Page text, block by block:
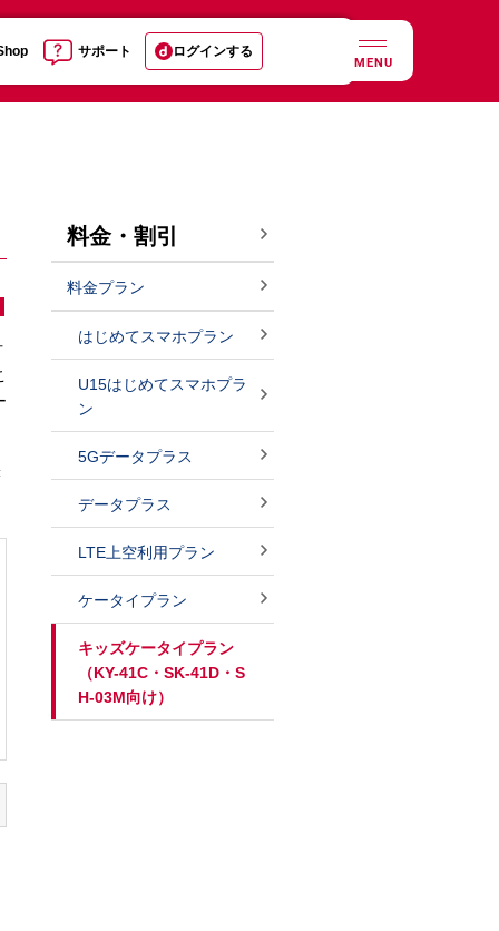
サポート ログインする
MENU
料金・割引
料金プラン
はじめてスマホプラン
U15はじめてスマホプラ
ン
5Gデータプラス
データプラス
LTE上空利用プラン
ケータイプラン
キッズケータイプラン
（KY-41C・SK-41D・S
H-03M向け）